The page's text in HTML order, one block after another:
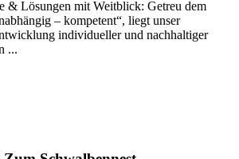
& Lösungen mit Weitblick: Getreu dem
– kompetent“, liegt unser
individueller und nachhaltiger
...